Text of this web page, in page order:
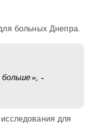
больных Днепра.
–
для